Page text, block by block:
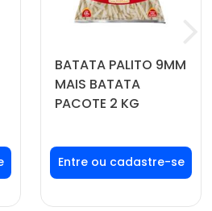
BATATA PALITO 9MM
MAIS BATATA
PACOTE 2 KG
Faça seu login ou
cadastre-se para
ver preços e